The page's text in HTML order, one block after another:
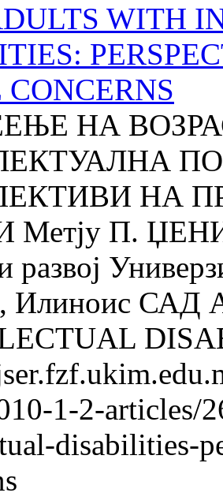
WITH
CONCERNS
НА
НА
П.
развој
Илиноис САД
1-2-articles/
disabilities-